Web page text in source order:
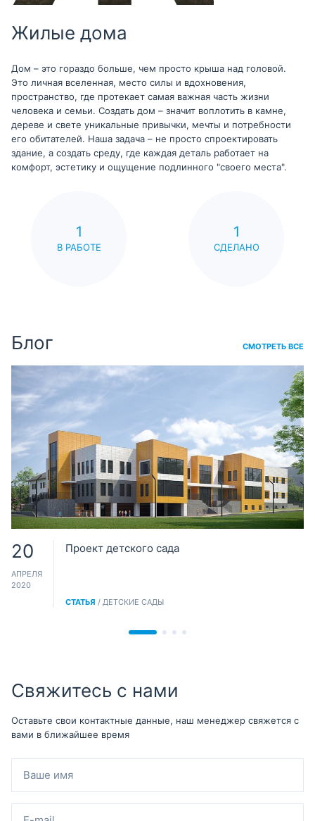
Жилые дома
Дом – это гораздо больше, чем просто крыша над головой.
Это личная вселенная, место силы и вдохновения,
пространство, где протекает самая важная часть жизни
человека и семьи. Создать дом – значит воплотить в камне,
дереве и свете уникальные привычки, мечты и потребности
его обитателей. Наша задача – не просто спроектировать
здание, а создать среду, где каждая деталь работает на
комфорт, эстетику и ощущение подлинного "своего места".
1
В РАБОТЕ
1
СДЕЛАНО
Блог СМОТРЕТЬ ВСЕ
20
АПРЕЛЯ
2020
Проект детского сада
СТАТЬЯ / ДЕТСКИЕ САДЫ
Свяжитесь с нами
Оставьте свои контактные данные, наш менеджер свяжется с
вами в ближайшее время